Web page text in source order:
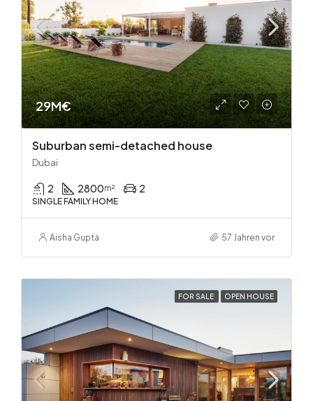
29M€
Suburban semi-detached house
Dubai
2 2800m² 2
SINGLE FAMILY HOME
Aisha Gupta 57 Jahren vor
FOR SALE OPEN HOUSE